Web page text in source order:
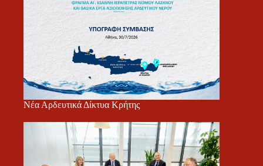
Νέα Αρδευτικά Δίκτυα Κρήτης